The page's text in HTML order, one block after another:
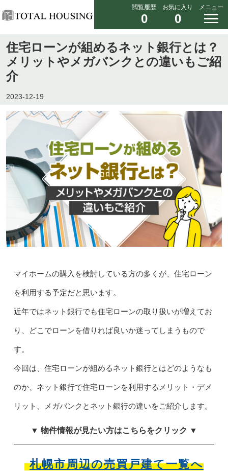
閲覧履歴
0
お気に入り
0
メニュー
住宅ローンが組めるネット銀行とは？
メリットやメガバンクとの違いもご紹
介
2023-12-19
マイホームの購入を検討している方の多くが、住宅ローン
を利用する予定だと思います。
近年ではネット銀行でも住宅ローンの取り扱いが増えてお
り、どこでローンを借りれば良いか迷ってしまうもので
す。
今回は、住宅ローンが組めるネット銀行とはどのようなも
のか、ネット銀行で住宅ローンを利用するメリット・デメ
リット、メガバンクとネット銀行の違いをご紹介します。
▼ 物件情報が見たい方はこちらをクリック ▼
札幌市周辺の売買戸建て一覧へ